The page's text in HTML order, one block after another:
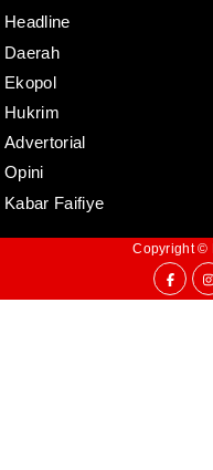
Headline
Daerah
Ekopol
Hukrim
Advertorial
Opini
Kabar Faifiye
Copyright ©